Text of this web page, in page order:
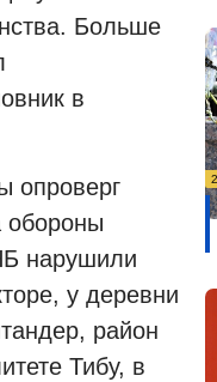
Больше
в
опроверг
обороны
нарушили
у деревни
район
Тибу, в